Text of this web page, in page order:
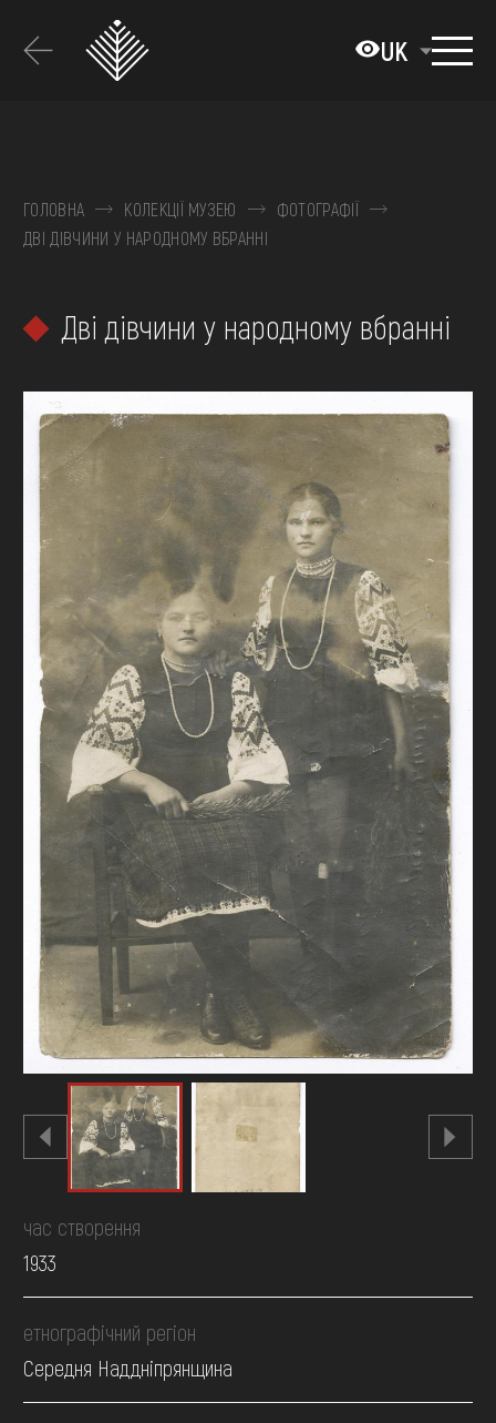
основного
UK
КОЛЕКЦІЇ
ВИСТАВКИ ТА ПОДІЇ
ВІДВІДАТИ
НАВЧИТИСЯ
ПОСЛУГИ
ОНЛАЙН-КРАМНИЦЯ
ГОЛОВНА КОЛЕКЦІЇ МУЗЕЮ
ФОТОГРАФІЇ
ДВІ ДІВЧИНИ У НАРОДНОМУ ВБРАННІ
Дві дівчини у народному вбранні
час створення
1933
етнографічний регіон
Середня Наддніпрянщина